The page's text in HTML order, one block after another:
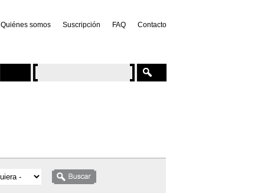
Quiénes somos Suscripción FAQ Contacto